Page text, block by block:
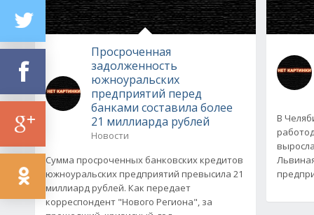
Просроченная
задолженность
южноуральских
предприятий перед
банками составила более
21 миллиарда рублей
Новости
Сумма просроченных банковских кредитов
южноуральских предприятий превысила 21
миллиард рублей. Как передает
корреспондент "Нового Региона", за
В